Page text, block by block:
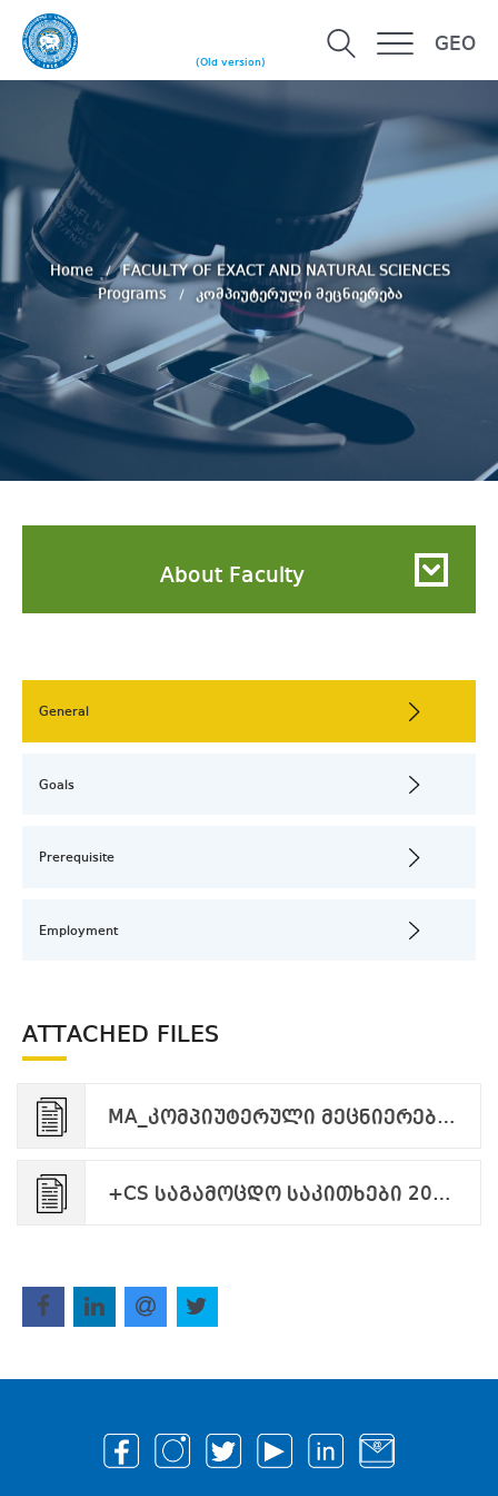
(Old version)
GEO
Home
FACULTY OF EXACT AND NATURAL SCIENCES
Programs
კომპიუტერული მეცნიერება
About Faculty
General
Goals
Prerequisite
Employment
ATTACHED FILES
MA_კომპიუტერული მეცნიერება_2023-075_2023-07-24.pdf
+CS საგამოცდო საკითხები 2024.pdf